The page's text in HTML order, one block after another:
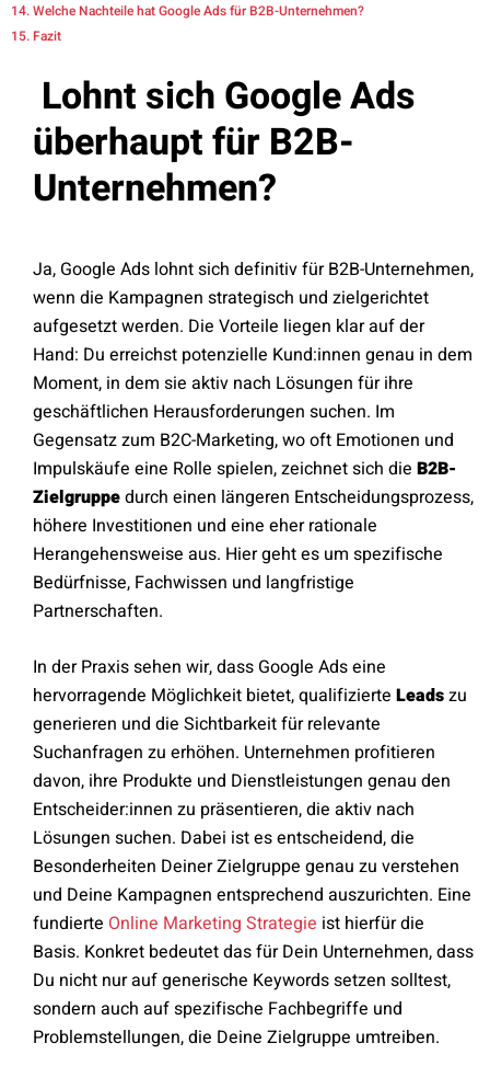
Welche Nachteile hat Google Ads für B2B-Unternehmen?
Fazit
Lohnt sich Google Ads
überhaupt für B2B-
Unternehmen?
Ja, Google Ads lohnt sich definitiv für B2B-Unternehmen,
wenn die Kampagnen strategisch und zielgerichtet
aufgesetzt werden. Die Vorteile liegen klar auf der
Hand: Du erreichst potenzielle Kund:innen genau in dem
Moment, in dem sie aktiv nach Lösungen für ihre
geschäftlichen Herausforderungen suchen. Im
Gegensatz zum B2C-Marketing, wo oft Emotionen und
Impulskäufe eine Rolle spielen, zeichnet sich die B2B-
Zielgruppedurch einen längeren Entscheidungsprozess,
höhere Investitionen und eine eher rationale
Herangehensweise aus. Hier geht es um spezifische
Bedürfnisse, Fachwissen und langfristige
Partnerschaften.
In der Praxis sehen wir, dass Google Ads eine
hervorragende Möglichkeit bietet, qualifizierte Leadszu
generieren und die Sichtbarkeit für relevante
Suchanfragen zu erhöhen. Unternehmen profitieren
davon, ihre Produkte und Dienstleistungen genau den
Entscheider:innen zu präsentieren, die aktiv nach
Lösungen suchen. Dabei ist es entscheidend, die
Besonderheiten Deiner Zielgruppe genau zu verstehen
und Deine Kampagnen entsprechend auszurichten. Eine
fundierte Online Marketing Strategie ist hierfür die
Basis. Konkret bedeutet das für Dein Unternehmen, dass
Du nicht nur auf generische Keywords setzen solltest,
sondern auch auf spezifische Fachbegriffe und
Problemstellungen, die Deine Zielgruppe umtreiben.